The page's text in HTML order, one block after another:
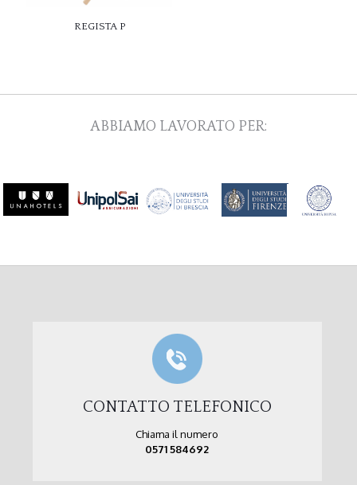
REGISTA P
ABBIAMO LAVORATO PER:
CONTATTO TELEFONICO
Chiama il numero
0571 584692